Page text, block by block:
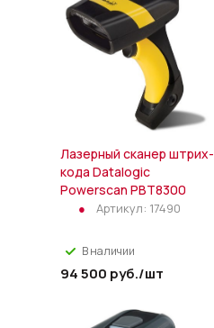
Лазерный сканер штрих-
кода Datalogic
Powerscan PBT8300
Артикул: 17490
В наличии
94 500 руб./шт